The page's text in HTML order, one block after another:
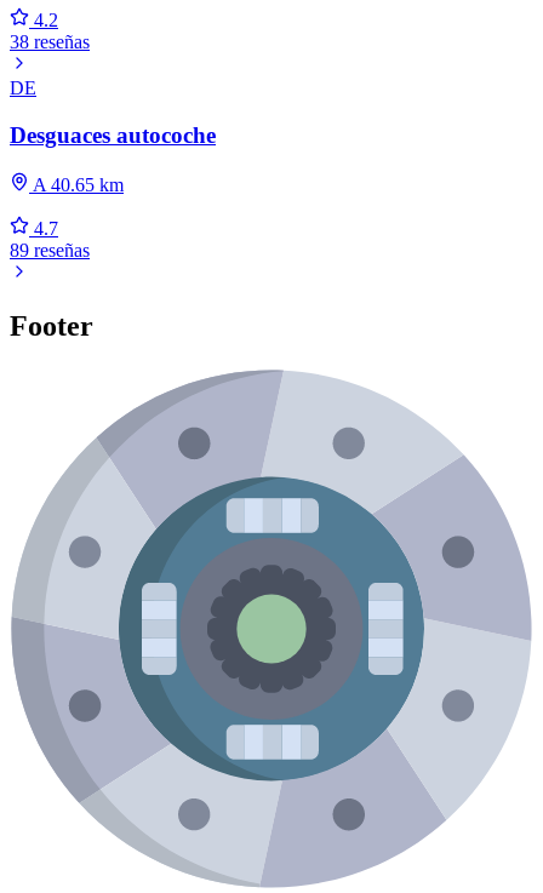
4.2
38 reseñas
DE
Desguaces autocoche
A 40.65 km
4.7
89 reseñas
Footer